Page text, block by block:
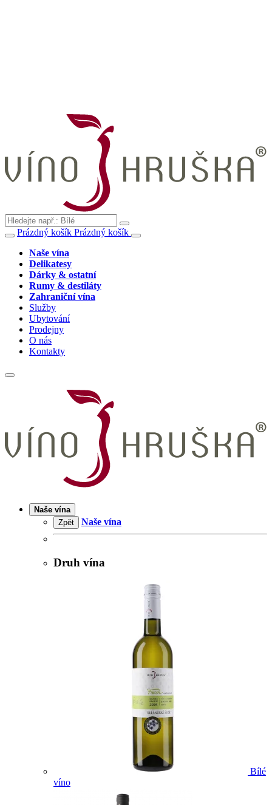
Prázdný košík Prázdný košík
Naše vína
Delikatesy
Dárky & ostatní
Rumy & destiláty
Zahraniční vína
Služby
Ubytování
Prodejny
O nás
Kontakty
Naše vína
Zpět
Naše vína
Druh vína
Bílé
víno